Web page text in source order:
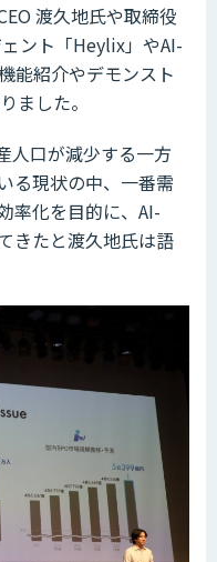
渡久地氏や取締役
ント「Heylix」やAI-
能紹介やデモンスト
ました。
人口が減少する一方
る現状の中、一番需
率化を目的に、AI-
きたと渡久地氏は語